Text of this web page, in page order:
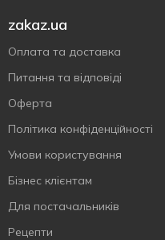
zakaz.ua
Оплата та доставка
Питання та відповіді
Оферта
Політика конфіденційності
Умови користування
Бізнес клієнтам
Для постачальників
Рецепти